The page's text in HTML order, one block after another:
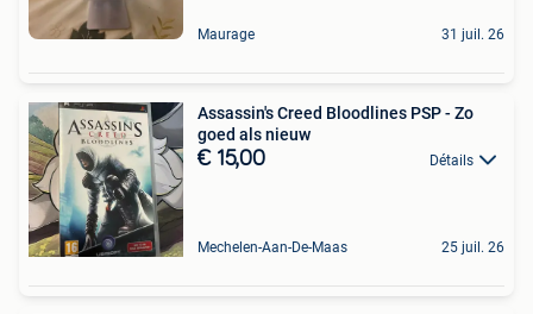
Maurage 31 juil. 26
Assassin's Creed Bloodlines PSP - Zo
goed als nieuw
€ 15,00 Détails
Mechelen-Aan-De-Maas 25 juil. 26